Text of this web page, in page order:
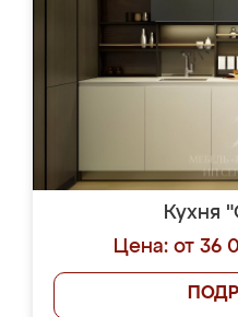
Кухня
Цена: от 36